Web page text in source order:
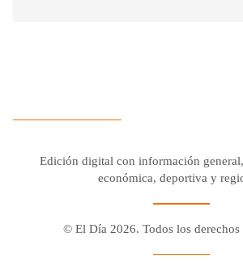
Edición digital con información
económica, deportiva y
© El Día 2026. Todos los derechos